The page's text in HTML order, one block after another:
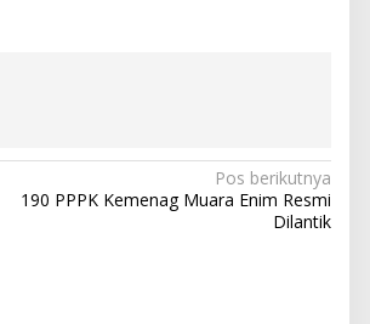
Pos berikutnya
190 PPPK Kemenag Muara Enim Resmi
Dilantik